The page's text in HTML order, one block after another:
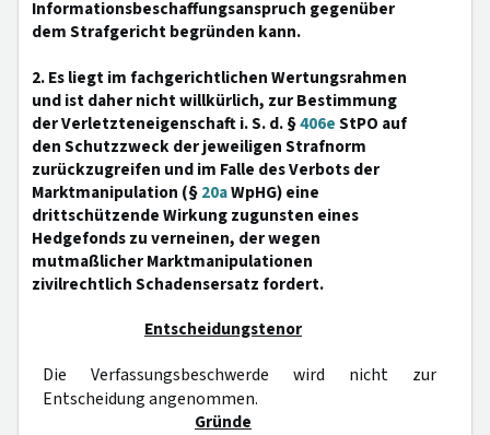
Informationsbeschaffungsanspruch gegenüber
dem Strafgericht begründen kann.
2. Es liegt im fachgerichtlichen Wertungsrahmen
und ist daher nicht willkürlich, zur Bestimmung
der Verletzteneigenschaft i. S. d. §406eStPO auf
den Schutzzweck der jeweiligen Strafnorm
zurückzugreifen und im Falle des Verbots der
Marktmanipulation (§20aWpHG) eine
drittschützende Wirkung zugunsten eines
Hedgefonds zu verneinen, der wegen
mutmaßlicher Marktmanipulationen
zivilrechtlich Schadensersatz fordert.
Entscheidungstenor
Die Verfassungsbeschwerde wird nicht zur
Entscheidung angenommen.
Gründe